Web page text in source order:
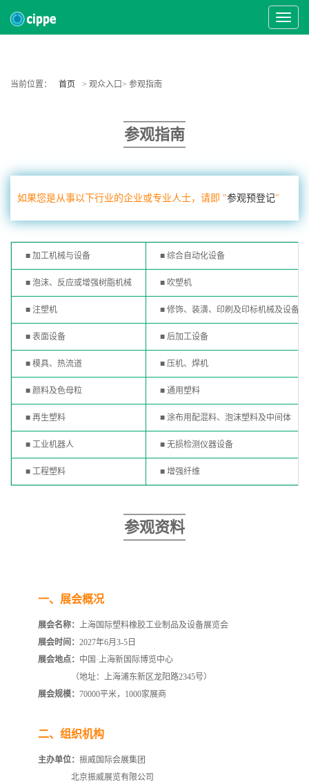
Toggle
当前位置： 首页 > 观众入口> 参观指南
参观指南
如果您是从事以下行业的企业或专业人士，请即 "参观预登记"
■ 加工机械与设备 ■ 综合自动化设备
■ 泡沫、反应或增强树脂机械 ■ 吹塑机
■ 注塑机 ■ 修饰、装潢、印刷及印标机械及设备
■ 表面设备 ■ 后加工设备
■ 模具、热流道 ■ 压机、焊机
■ 颜料及色母粒 ■ 通用塑料
■ 再生塑料 ■ 涂布用配混料、泡沫塑料及中间体
■ 工业机器人 ■ 无损检测仪器设备
■ 工程塑料 ■ 增强纤维
参观资料
一、展会概况
展会名称： 上海国际塑料橡胶工业制品及设备展览会
展会时间： 2027年6月3-5日
展会地点： 中国·上海新国际博览中心
（地址：上海浦东新区龙阳路2345号）
展会规模： 70000平米，1000家展商
二、组织机构
主办单位： 振威国际会展集团
北京振威展览有限公司